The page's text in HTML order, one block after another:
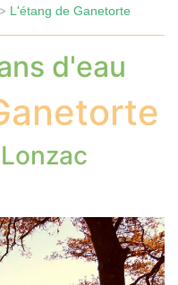
> L'étang de Ganetorte
d'eau